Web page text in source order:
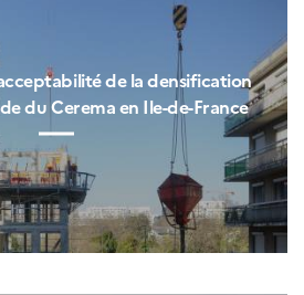
de la densification
du Cerema en Ile-de-France